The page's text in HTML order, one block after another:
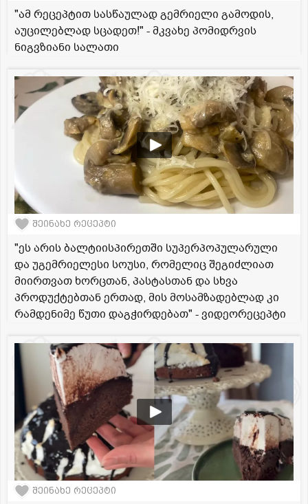
"ამ რეცეპტით სასწაულად გემრიელი გამოდის,
აუცილებლად სცადეთ!" - მკვახე პომიდრვის
ნიგვზიანი სალათი
შეინახე რეცეპტი
"ეს არის ბალტიისპირეთში სუპერპოპულარული
და უგემრიელესი სოუსი, რომელიც შეგიძლიათ
მიირთვათ ხორცთან, პასტასთან და სხვა
პროდუქტებთან ერთად, მის მოსამზადებლად კი
რამდენიმე წუთი დაგჭირდებათ" - ვიდეორეცეპტი
შეინახე რეცეპტი